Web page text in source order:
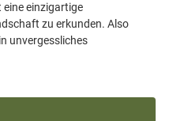
einzigartige
zu erkunden. Also
unvergessliches